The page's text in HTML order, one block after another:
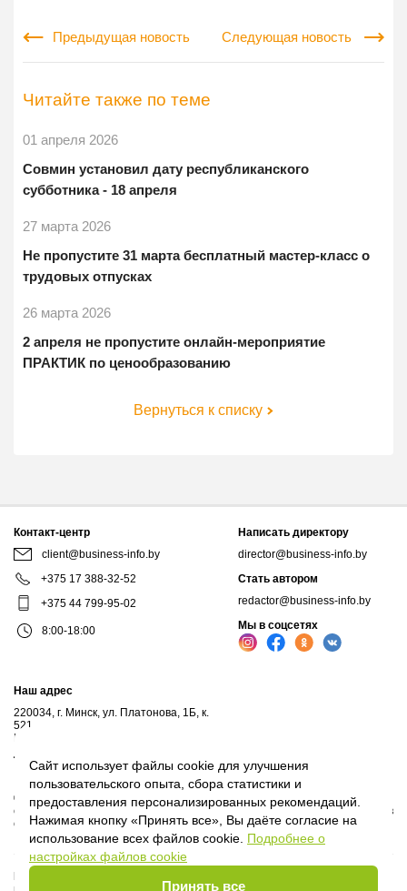
Сайт использует файлы cookie для улучшения
пользовательского опыта, сбора статистики и
предоставления персонализированных рекомендаций.
Нажимая кнопку «Принять все», Вы даёте согласие на
использование всех файлов cookie. Подробнее о
настройках файлов cookie
Принять все
Предыдущая новость Следующая новость
Читайте также по теме
01 апреля 2026
Совмин установил дату республиканского
субботника - 18 апреля
27 марта 2026
Не пропустите 31 марта бесплатный мастер-класс о
трудовых отпусках
26 марта 2026
2 апреля не пропустите онлайн-мероприятие
ПРАКТИК по ценообразованию
Вернуться к списку
© 2017-2026, ООО "Профессиональные правовые системы", входит в
структуру компаний Владимира Гревцова. Воспроизведение материалов
сайта без письменного согласия владельца запрещено.
Контакт-центр
client@business-info.by
+375 17 388-32-52
+375 44 799-95-02
8:00-18:00
Написать директору
director@business-info.by
Стать автором
redactor@business-info.by
Мы в соцсетях
Наш адрес
220034, г. Минск, ул. Платонова, 1Б, к.
521
Почтовый адрес: а/я 102, 220034, г.Минск
Личный кабинет